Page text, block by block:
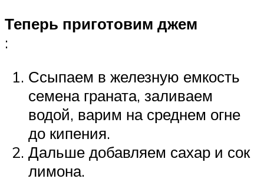
Теперь приготовим джем
:
Ссыпаем в железную емкость
семена граната, заливаем
водой, варим на среднем огне
до кипения.
Дальше добавляем сахар и сок
лимона.